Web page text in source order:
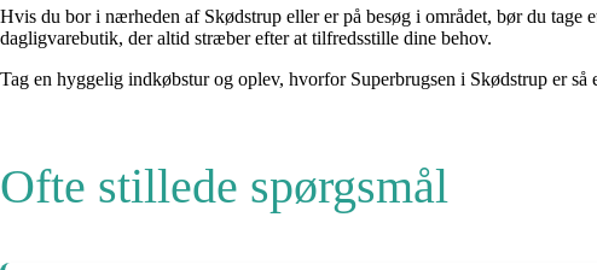
Hvis du bor i nærheden af Skødstrup eller er på besøg i området, bør du tage
dagligvarebutik, der altid stræber efter at tilfredsstille dine behov.
Tag en hyggelig indkøbstur og oplev, hvorfor Superbrugsen i Skødstrup er
Ofte stillede spørgsmål